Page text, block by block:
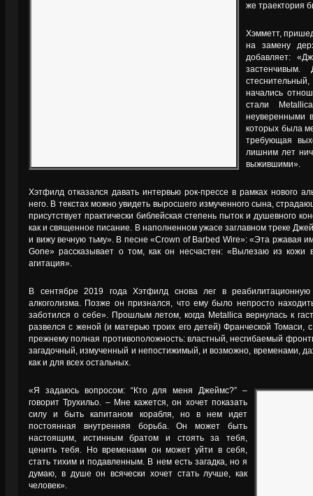
же траектория
Хэмметт,
на замену
добавляет:
начались
стали
неуверенными
которых была
требующая
лишним лет
выжившими».
Хэтфилд отказался давать интервью рок-прессе в рамках нового
него. В текстах можно увидеть выросшего измученного сына,
присутствует практически библейская степень пыток и душевного
как и священное писание. В наполненном ужасе заглавном треке
и вижу вечную тьму». В песне «Crown of Barbed Wire»: «Эта ржавая
Gone» рассказывает о том, как он несчастен: «Вылезаю из
агитация».
В сентябре 2019 года Хэтфилд снова лег в
алкоголизма. Позже он признался, что ему было непросто
заботился о себе». Прошлым летом, когда Metallica вернулась к
развелся с женой (и матерью троих его детей) Франческой Томаси,
прежнему полная противоположность: властный, несгибаемый
загадочный, измученный и непостижимый, и возможно, временами,
как и для всех остальных.
«Я задаюсь вопросом: “Кто для меня Джеймс?” –
говорит Трухильо. – Мне кажется, он хочет показать
силу и быть капитаном корабля, но в нем идет
постоянная внутренняя борьба. Он может быть
настоящим, истинным братом и стоять за тебя,
ценить тебя. Но временами он может уйти в себя,
стать тихим и подавленным. В нем есть загадка, но я
думаю, в душе он всячески хочет стать лучше, как
человек».